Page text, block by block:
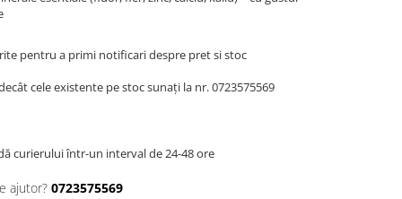
pentru a primi notificari despre pret si stoc
cele existente pe stoc sunați la nr. 0723575569
curierului într-un interval de 24-48 ore
ajutor? 0723575569